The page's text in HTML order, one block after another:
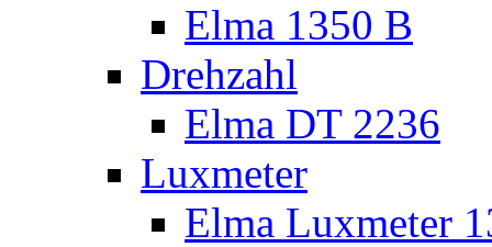
Elma 1350 B
Drehzahl
Elma DT 2236
Luxmeter
Elma Luxmeter